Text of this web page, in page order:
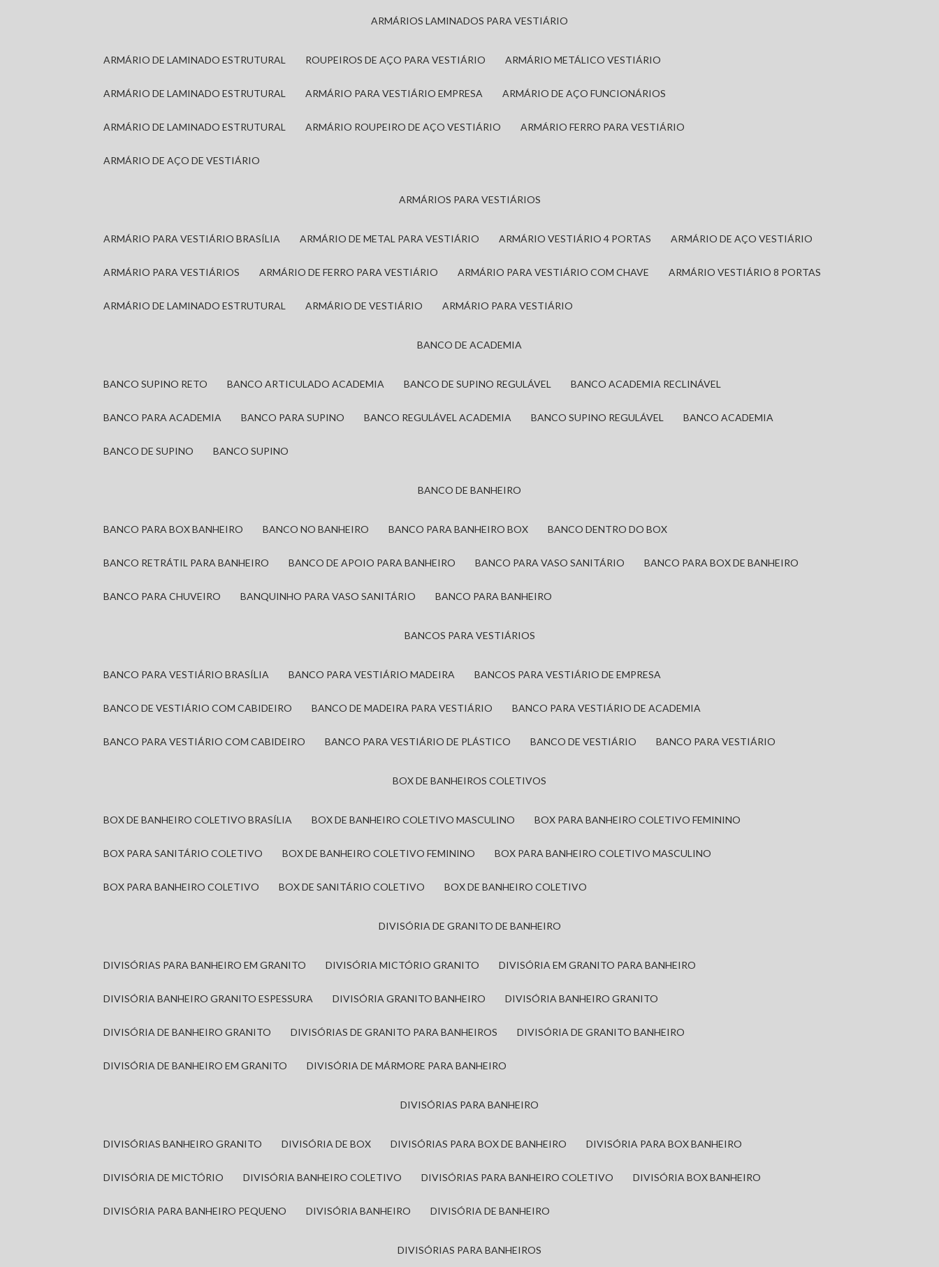
ARMÁRIOS LAMINADOS PARA VESTIÁRIO
ARMÁRIO DE LAMINADO ESTRUTURAL ROUPEIROS DE AÇO PARA VESTIÁRIO ARMÁRIO METÁLICO VESTIÁRIO
ARMÁRIO DE LAMINADO ESTRUTURAL ARMÁRIO PARA VESTIÁRIO EMPRESA ARMÁRIO DE AÇO FUNCIONÁRIOS
ARMÁRIO DE LAMINADO ESTRUTURAL ARMÁRIO ROUPEIRO DE AÇO VESTIÁRIO ARMÁRIO FERRO PARA VESTIÁRIO
ARMÁRIO DE AÇO DE VESTIÁRIO
ARMÁRIOS PARA VESTIÁRIOS
ARMÁRIO PARA VESTIÁRIO BRASÍLIA ARMÁRIO DE METAL PARA VESTIÁRIO ARMÁRIO VESTIÁRIO 4 PORTAS ARMÁRIO DE AÇO VESTIÁRIO
ARMÁRIO PARA VESTIÁRIOS ARMÁRIO DE FERRO PARA VESTIÁRIO ARMÁRIO PARA VESTIÁRIO COM CHAVE ARMÁRIO VESTIÁRIO 8 PORTAS
ARMÁRIO DE LAMINADO ESTRUTURAL ARMÁRIO DE VESTIÁRIO ARMÁRIO PARA VESTIÁRIO
BANCO DE ACADEMIA
BANCO SUPINO RETO BANCO ARTICULADO ACADEMIA BANCO DE SUPINO REGULÁVEL BANCO ACADEMIA RECLINÁVEL
BANCO PARA ACADEMIA BANCO PARA SUPINO BANCO REGULÁVEL ACADEMIA BANCO SUPINO REGULÁVEL BANCO ACADEMIA
BANCO DE SUPINO BANCO SUPINO
BANCO DE BANHEIRO
BANCO PARA BOX BANHEIRO BANCO NO BANHEIRO BANCO PARA BANHEIRO BOX BANCO DENTRO DO BOX
BANCO RETRÁTIL PARA BANHEIRO BANCO DE APOIO PARA BANHEIRO BANCO PARA VASO SANITÁRIO BANCO PARA BOX DE BANHEIRO
BANCO PARA CHUVEIRO BANQUINHO PARA VASO SANITÁRIO BANCO PARA BANHEIRO
BANCOS PARA VESTIÁRIOS
BANCO PARA VESTIÁRIO BRASÍLIA BANCO PARA VESTIÁRIO MADEIRA BANCOS PARA VESTIÁRIO DE EMPRESA
BANCO DE VESTIÁRIO COM CABIDEIRO BANCO DE MADEIRA PARA VESTIÁRIO BANCO PARA VESTIÁRIO DE ACADEMIA
BANCO PARA VESTIÁRIO COM CABIDEIRO BANCO PARA VESTIÁRIO DE PLÁSTICO BANCO DE VESTIÁRIO BANCO PARA VESTIÁRIO
BOX DE BANHEIROS COLETIVOS
BOX DE BANHEIRO COLETIVO BRASÍLIA BOX DE BANHEIRO COLETIVO MASCULINO BOX PARA BANHEIRO COLETIVO FEMININO
BOX PARA SANITÁRIO COLETIVO BOX DE BANHEIRO COLETIVO FEMININO BOX PARA BANHEIRO COLETIVO MASCULINO
BOX PARA BANHEIRO COLETIVO BOX DE SANITÁRIO COLETIVO BOX DE BANHEIRO COLETIVO
DIVISÓRIA DE GRANITO DE BANHEIRO
DIVISÓRIAS PARA BANHEIRO EM GRANITO DIVISÓRIA MICTÓRIO GRANITO DIVISÓRIA EM GRANITO PARA BANHEIRO
DIVISÓRIA BANHEIRO GRANITO ESPESSURA DIVISÓRIA GRANITO BANHEIRO DIVISÓRIA BANHEIRO GRANITO
DIVISÓRIA DE BANHEIRO GRANITO DIVISÓRIAS DE GRANITO PARA BANHEIROS DIVISÓRIA DE GRANITO BANHEIRO
DIVISÓRIA DE BANHEIRO EM GRANITO DIVISÓRIA DE MÁRMORE PARA BANHEIRO
DIVISÓRIAS PARA BANHEIRO
DIVISÓRIAS BANHEIRO GRANITO DIVISÓRIA DE BOX DIVISÓRIAS PARA BOX DE BANHEIRO DIVISÓRIA PARA BOX BANHEIRO
DIVISÓRIA DE MICTÓRIO DIVISÓRIA BANHEIRO COLETIVO DIVISÓRIAS PARA BANHEIRO COLETIVO DIVISÓRIA BOX BANHEIRO
DIVISÓRIA PARA BANHEIRO PEQUENO DIVISÓRIA BANHEIRO DIVISÓRIA DE BANHEIRO
DIVISÓRIAS PARA BANHEIROS